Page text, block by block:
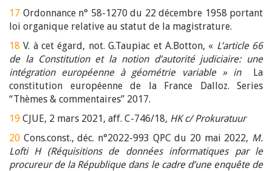
17 Ordonnance n° 58-1270 du 22 décembre 1958 portant
loi organique relative au statut de la magistrature.
18 V. à cet égard, not. G.Taupiac et A.Botton, « L’article 66
de la Constitution et la notion d’autorité judiciaire: une
intégration européenne à géométrie variable » in
La
constitution européenne de la France Dalloz. Series
“Thèmes & commentaires” 2017.
19 CJUE, 2 mars 2021, aff. C-746/18, HK c/ Prokuratuur
20 Cons.const., déc. n°2022-993 QPC du 20 mai 2022, M.
Lofti H (Réquisitions de données informatiques par le
procureur de la République dans le cadre d’une enquête de